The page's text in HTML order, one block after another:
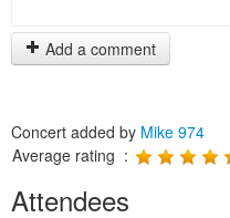
Add a comment
Concert added by Mike 974
Average rating :
Attendees